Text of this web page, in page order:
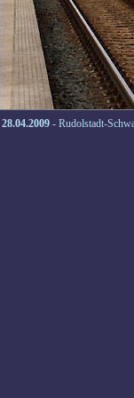
28.04.2009 - Rudolstadt-